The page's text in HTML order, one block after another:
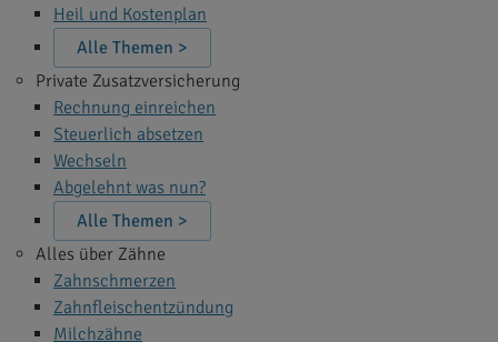
Heil und Kostenplan
Alle Themen >
Private Zusatzversicherung
Rechnung einreichen
Steuerlich absetzen
Wechseln
Abgelehnt was nun?
Alle Themen >
Alles über Zähne
Zahnschmerzen
Zahnfleischentzündung
Milchzähne